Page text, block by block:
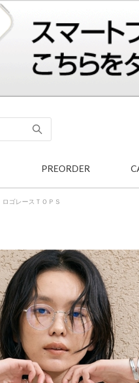
PREORDER
ロゴレースＴＯＰＳ